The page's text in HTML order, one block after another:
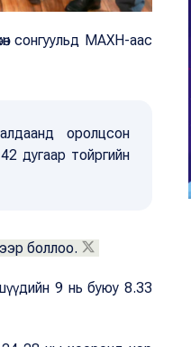
сонгуульд МАХН-аас
оролцсон
дугаар тойргийн
боллоо.
9 нь буюу 8.33